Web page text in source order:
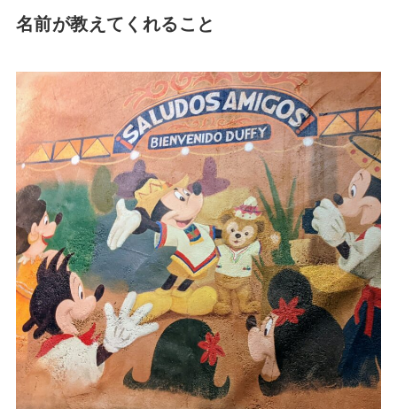
名前が教えてくれること